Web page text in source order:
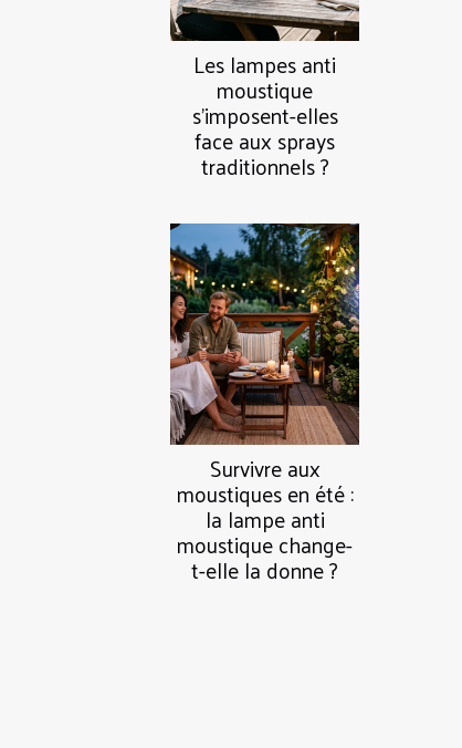
Les lampes anti
moustique
s’imposent-elles
face aux sprays
traditionnels ?
Survivre aux
moustiques en été :
la lampe anti
moustique change-
t-elle la donne ?